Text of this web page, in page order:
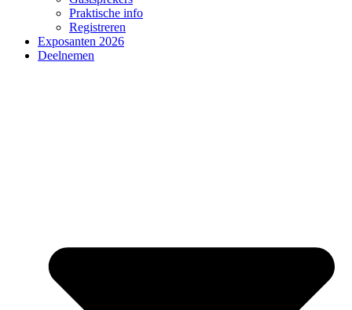
Praktische info
Registreren
Exposanten 2026
Deelnemen